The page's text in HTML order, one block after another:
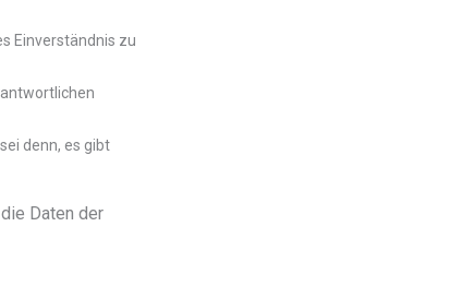
Einverständnis zu
denn, es gibt
Daten der